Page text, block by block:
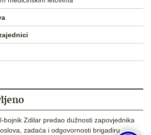
bojnik Zdilar predao dužnosti zapovjednika
zadaća i odgovornosti brigadiru